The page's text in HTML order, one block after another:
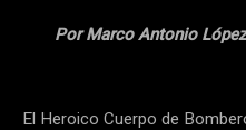
Por Marco Antonio
El Heroico Cuerpo de